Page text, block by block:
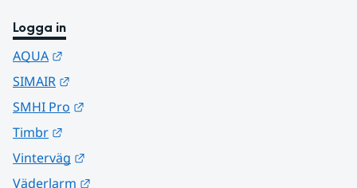
Logga in
AQUA
SIMAIR
SMHI Pro
Timbr
Vinterväg
Väderlarm